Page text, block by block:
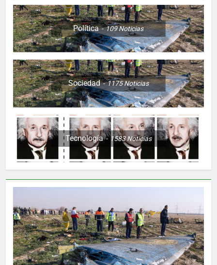
Política 109Noticias
Sociedad 1175Noticias
Tecnología 1583Noticias